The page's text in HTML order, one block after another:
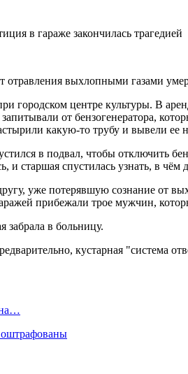
отравления выхлопными газами
городском центре культуры. В
от бензогенератора,
какую-то трубу и вывели ее
в подвал, чтобы отключить
и старшая спустилась узнать, в
уже потерявшую сознание от
прибежали трое мужчин,
забрала в больницу.
кустарная "система